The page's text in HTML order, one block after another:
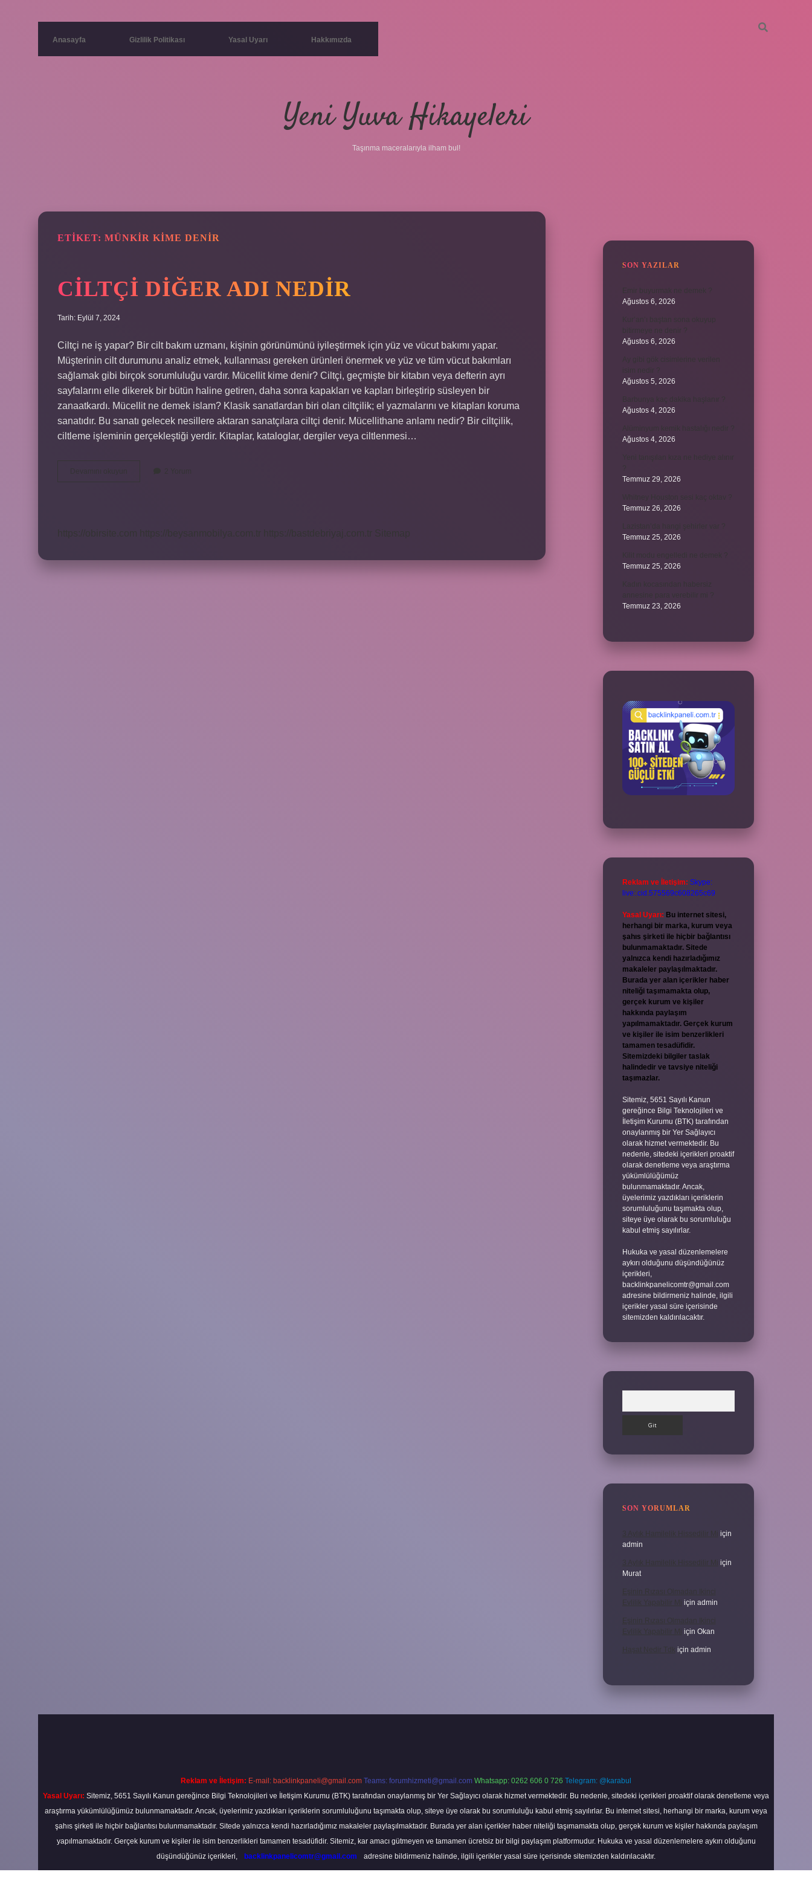
Anasayfa Gizlilik Politikası Yasal Uyarı Hakkımızda
Yeni Yuva Hikayeleri
Taşınma maceralarıyla ilham bul!
ETIKET: MÜNKIR KIME DENIR
CILTÇI DIĞER ADI NEDIR
Tarih: Eylül 7, 2024
Ciltçi ne iş yapar? Bir cilt bakım uzmanı, kişinin görünümünü iyileştirmek için yüz ve vücut bakımı yapar.
Müşterinin cilt durumunu analiz etmek, kullanması gereken ürünleri önermek ve yüz ve tüm vücut bakımları
sağlamak gibi birçok sorumluluğu vardır. Mücellit kime denir? Ciltçi, geçmişte bir kitabın veya defterin ayrı
sayfalarını elle dikerek bir bütün haline getiren, daha sonra kapakları ve kapları birleştirip süsleyen bir
zanaatkardı. Mücellit ne demek islam? Klasik sanatlardan biri olan ciltçilik; el yazmalarını ve kitapları koruma
sanatıdır. Bu sanatı gelecek nesillere aktaran sanatçılara ciltçi denir. Mücellithane anlamı nedir? Bir ciltçilik,
ciltleme işleminin gerçekleştiği yerdir. Kitaplar, kataloglar, dergiler veya ciltlenmesi…
SON YAZILAR
Ağustos 6, 2026
Ağustos 6, 2026
Ağustos 5, 2026
Ağustos 4, 2026
Ağustos 4, 2026
Temmuz 29, 2026
Temmuz 26, 2026
Temmuz 25, 2026
Temmuz 25, 2026
Temmuz 23, 2026
Reklam ve İletişim: Skype:
live:.cid.575569c608265c69
Yasal Uyarı: Bu internet sitesi,
herhangi bir marka, kurum veya
şahıs şirketi ile hiçbir bağlantısı
bulunmamaktadır. Sitede
yalnızca kendi hazırladığımız
makaleler paylaşılmaktadır.
Burada yer alan içerikler haber
niteliği taşımamakta olup,
gerçek kurum ve kişiler
hakkında paylaşım
yapılmamaktadır. Gerçek kurum
ve kişiler ile isim benzerlikleri
tamamen tesadüfidir.
Sitemizdeki bilgiler taslak
halindedir ve tavsiye niteliği
taşımazlar.
Sitemiz, 5651 Sayılı Kanun
gereğince Bilgi Teknolojileri ve
İletişim Kurumu (BTK) tarafından
onaylanmış bir Yer Sağlayıcı
olarak hizmet vermektedir. Bu
nedenle, sitedeki içerikleri proaktif
olarak denetleme veya araştırma
yükümlülüğümüz
bulunmamaktadır. Ancak,
üyelerimiz yazdıkları içeriklerin
sorumluluğunu taşımakta olup,
siteye üye olarak bu sorumluluğu
kabul etmiş sayılırlar.
Hukuka ve yasal düzenlemelere
aykırı olduğunu düşündüğünüz
içerikleri,
backlinkpanelicomtr@gmail.com
adresine bildirmeniz halinde, ilgili
içerikler yasal süre içerisinde
sitemizden kaldırılacaktır.
SON YORUMLAR
3 Aylık Hamilelik Hissedilir Mi
için
admin
3 Aylık Hamilelik Hissedilir Mi için
Murat
Eşinin Rızası Olmadan Ikinci
Evlilik Yapabilir Mi için admin
Eşinin Rızası Olmadan Ikinci
Evlilik Yapabilir Mi için Okan
Haşat Nedir Tdk için admin
Reklam ve İletişim: E-mail: backlinkpaneli@gmail.com Teams: forumhizmeti@gmail.com Whatsapp: 0262 606 0 726 Telegram: @karabul
Yasal Uyarı: Sitemiz, 5651 Sayılı Kanun gereğince Bilgi Teknolojileri ve İletişim Kurumu (BTK) tarafından onaylanmış bir Yer Sağlayıcı olarak hizmet vermektedir. Bu nedenle, sitedeki içerikleri proaktif olarak denetleme veya
araştırma yükümlülüğümüz bulunmamaktadır. Ancak, üyelerimiz yazdıkları içeriklerin sorumluluğunu taşımakta olup, siteye üye olarak bu sorumluluğu kabul etmiş sayılırlar. Bu internet sitesi, herhangi bir marka, kurum veya
şahıs şirketi ile hiçbir bağlantısı bulunmamaktadır. Sitede yalnızca kendi hazırladığımız makaleler paylaşılmaktadır. Burada yer alan içerikler haber niteliği taşımamakta olup, gerçek kurum ve kişiler hakkında paylaşım
yapılmamaktadır. Gerçek kurum ve kişiler ile isim benzerlikleri tamamen tesadüfidir. Sitemiz, kar amacı gütmeyen ve tamamen ücretsiz bir bilgi paylaşım platformudur. Hukuka ve yasal düzenlemelere aykırı olduğunu
düşündüğünüz içerikleri,
backlinkpanelicomtr@gmail.com adresine bildirmeniz halinde, ilgili içerikler yasal süre içerisinde sitemizden kaldırılacaktır.